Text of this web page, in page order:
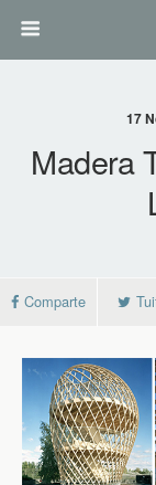
17
Madera
Comparte